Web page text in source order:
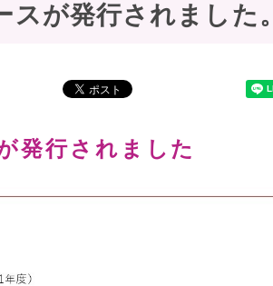
が発行されました。
発行されました